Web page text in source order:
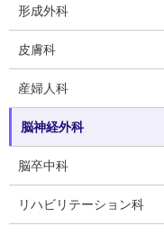
形成外科
皮膚科
産婦人科
脳神経外科
脳卒中科
リハビリテーション科